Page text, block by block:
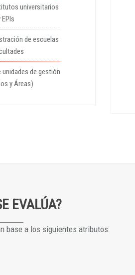
universitarios
EPIs
de escuelas
unidades de gestión
y Áreas)
EVALÚA?
base a los siguientes atributos: